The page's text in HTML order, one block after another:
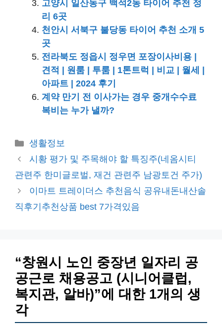
고양시 일산동구 백석2동 타이어 추천 정
리 6곳
천안시 서북구 불당동 타이어 추천 소개 5
곳
전라북도 정읍시 정우면 포장이사비용 |
견적 | 원룸 | 투룸 | 1톤트럭 | 비교 | 월세 |
아파트 | 2024 후기
계약 만기 전 이사가는 경우 중개수수료
복비는 누가 낼까?
카
테
리
생활정보
시황 평가 및 주목해야 할 특징주(네옴시티
관련주 한미글로벌, 재건 관련주 남광토건 주가)
이마트 트레이더스 추천음식 공유내돈내산솔
직후기추천상품 best 7가격있음
“창원시 노인 중장년 일자리 공
공근로 채용공고 (시니어클럽,
복지관, 알바)”에 대한 1개의 생
각